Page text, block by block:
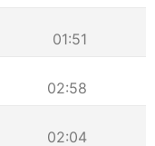
01:51
02:58
02:04